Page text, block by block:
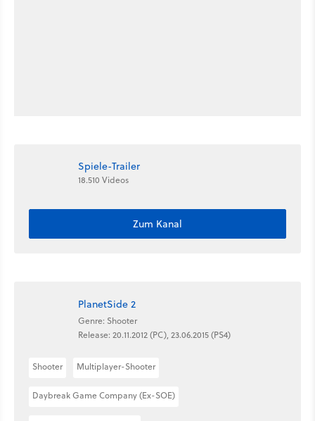
Spiele-Trailer
18.510 Videos
Zum Kanal
PlanetSide 2
Genre: Shooter
Release: 20.11.2012 (PC), 23.06.2015 (PS4)
Shooter Multiplayer-Shooter
Daybreak Game Company (Ex-SOE)